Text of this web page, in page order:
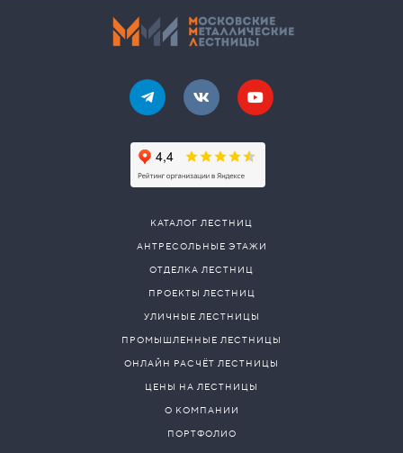
КАТАЛОГ ЛЕСТНИЦ
АНТРЕСОЛЬНЫЕ ЭТАЖИ
ОТДЕЛКА ЛЕСТНИЦ
ПРОЕКТЫ ЛЕСТНИЦ
УЛИЧНЫЕ ЛЕСТНИЦЫ
ПРОМЫШЛЕННЫЕ ЛЕСТНИЦЫ
ОНЛАЙН РАСЧЁТ ЛЕСТНИЦЫ
ЦЕНЫ НА ЛЕСТНИЦЫ
О КОМПАНИИ
ПОРТФОЛИО